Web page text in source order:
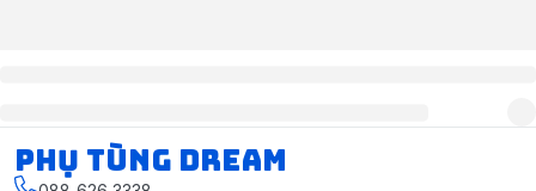
Phụ Tùng Dream